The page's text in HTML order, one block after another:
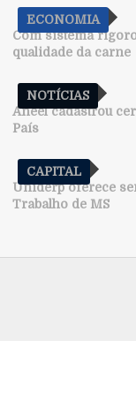
ECONOMIA
Com sistema
qualidade da carne
NOTÍCIAS
Aneel cadastrou
País
CAPITAL
Uniderp oferece
Trabalho de MS